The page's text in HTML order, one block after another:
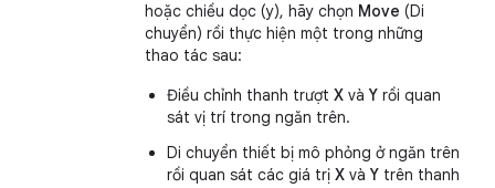
hoặc chiều dọc (y), hãy chọn Move (Di
chuyển) rồi thực hiện một trong những
thao tác sau:
Điều chỉnh thanh trượt X và Y rồi quan
sát vị trí trong ngăn trên.
Di chuyển thiết bị mô phỏng ở ngăn trên
rồi quan sát các giá trị X và Y trên thanh